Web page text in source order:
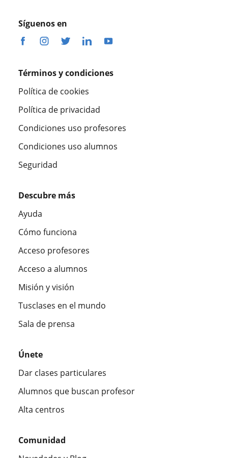
Síguenos en
Términos y condiciones
Política de cookies
Política de privacidad
Condiciones uso profesores
Condiciones uso alumnos
Seguridad
Descubre más
Ayuda
Cómo funciona
Acceso profesores
Acceso a alumnos
Misión y visión
Tusclases en el mundo
Sala de prensa
Únete
Dar clases particulares
Alumnos que buscan profesor
Alta centros
Comunidad